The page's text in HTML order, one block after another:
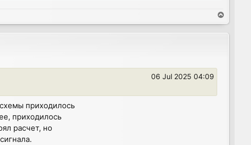
o
p
06 Jul 2025 04:09
приходилось
приходилось
расчет, но